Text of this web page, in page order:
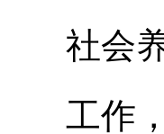
社会
工作